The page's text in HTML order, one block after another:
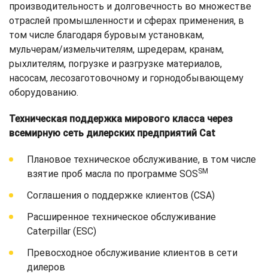
производительность и долговечность во множестве
отраслей промышленности и сферах применения, в
том числе благодаря буровым установкам,
мульчерам/измельчителям, шредерам, кранам,
рыхлителям, погрузке и разгрузке материалов,
насосам, лесозаготовочному и горнодобывающему
оборудованию.
Техническая поддержка мирового класса через
всемирную сеть дилерских предприятий Cat
Плановое техническое обслуживание, в том числе
взятие проб масла по программе SOSSM
Соглашения о поддержке клиентов (CSA)
Расширенное техническое обслуживание
Caterpillar (ESC)
Превосходное обслуживание клиентов в сети
дилеров